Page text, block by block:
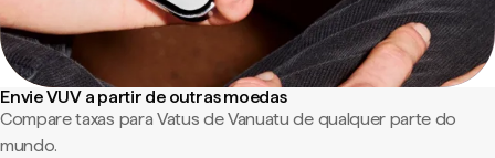
Envie VUV a partir de outras moedas
Compare taxas para Vatus de Vanuatu de qualquer parte do
mundo.